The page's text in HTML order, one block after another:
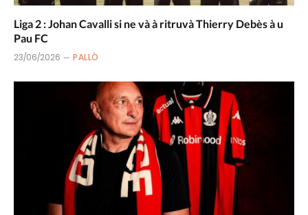
Liga 2 : Johan Cavalli si ne và à ritruvà Thierry Debès à u
Pau FC
23/06/2026 PALLÒ